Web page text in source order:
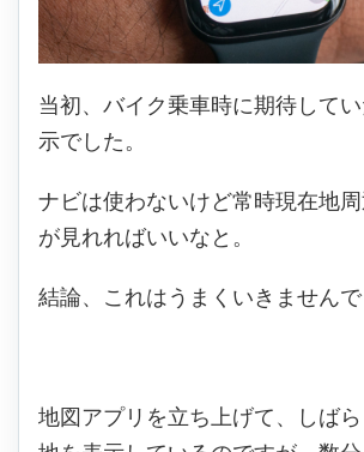
当初、バイク乗車時に期待して
示でした。
ナビは使わないけど常時現在地
が見れればいいなと。
結論、これはうまくいきませんで
地図アプリを立ち上げて、しば